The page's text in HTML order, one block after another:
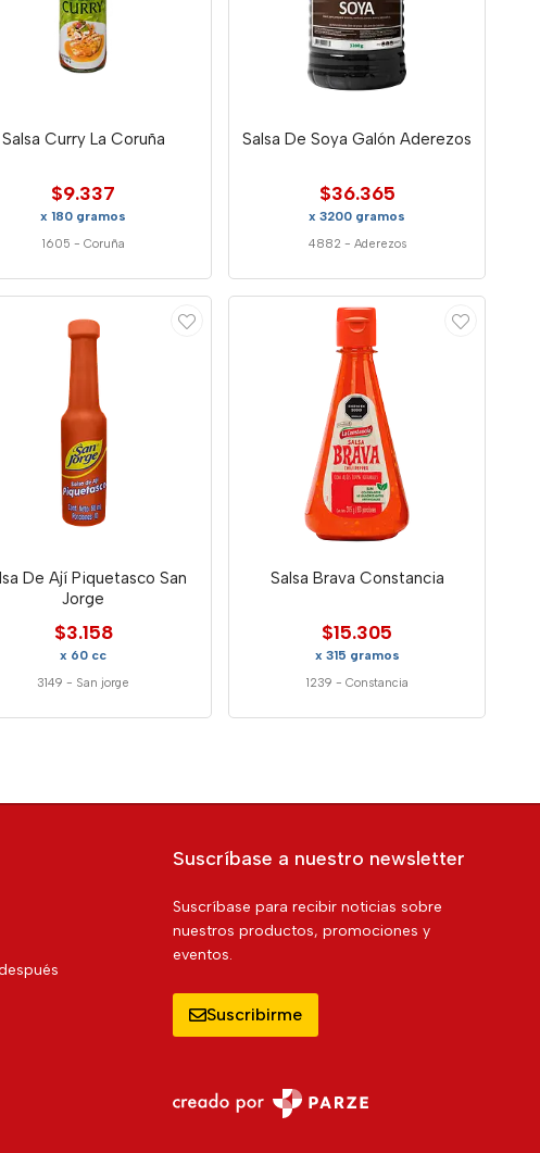
Salsa Curry La Coruña
$9.337
x 180 gramos
1605 - Coruña
Salsa De Soya Galón Aderezos
$36.365
x 3200 gramos
4882 - Aderezos
De Ají Piquetasco San
Jorge
$3.158
x 60 cc
3149 - San jorge
Salsa Brava Constancia
$15.305
x 315 gramos
1239 - Constancia
Suscríbase a nuestro newsletter
Suscríbase para recibir noticias sobre
nuestros productos, promociones y
eventos.
Suscribirme